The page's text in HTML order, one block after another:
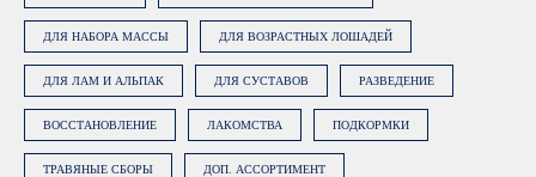
ДЛЯ НАБОРА МАССЫ ДЛЯ ВОЗРАСТНЫХ ЛОШАДЕЙ
ДЛЯ ЛАМ И АЛЬПАК ДЛЯ СУСТАВОВ РАЗВЕДЕНИЕ
ВОССТАНОВЛЕНИЕ ЛАКОМСТВА ПОДКОРМКИ
ТРАВЯНЫЕ СБОРЫ ДОП. АССОРТИМЕНТ
ЗАКАЗАТЬ КОНСУЛЬТАЦИЮ